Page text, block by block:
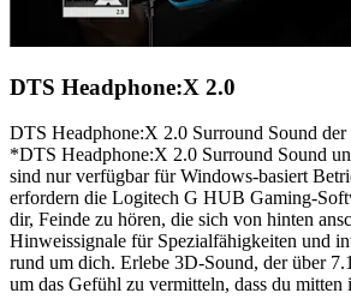
DTS Headphone:X 2.0
DTS Headphone:X 2.0 Surround Sound der
*DTS Headphone:X 2.0 Surround Sound
sind nur verfügbar für Windows-basiert
erfordern die Logitech G HUB Gaming-
dir, Feinde zu hören, die sich von hinten
Hinweissignale für Spezialfähigkeiten und
rund um dich. Erlebe 3D-Sound, der über
um das Gefühl zu vermitteln, dass du mitten